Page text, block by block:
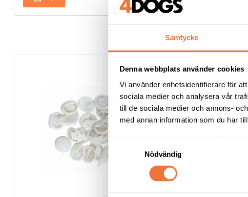
Samtycke
Denna webbplats använder cookies
Vi använder enhetsidentifierare för
sociala medier och analysera vår
till de sociala medier och annons-
med annan information som du har
S
a
Nödvändig